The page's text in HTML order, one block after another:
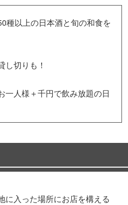
種以上の日本酒と旬の和食を
し切りも！
一人様＋千円で飲み放題の日
に入った場所にお店を構える